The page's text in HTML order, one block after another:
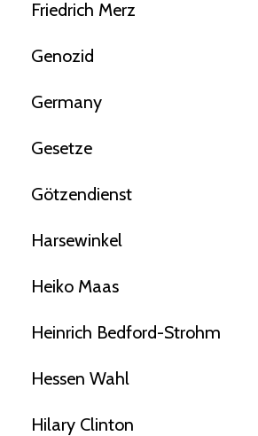
Friedrich Merz
Genozid
Germany
Gesetze
Götzendienst
Harsewinkel
Heiko Maas
Heinrich Bedford-Strohm
Hessen Wahl
Hilary Clinton